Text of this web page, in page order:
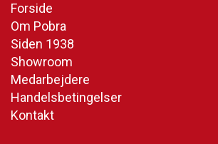
Forside
Om Pobra
Siden 1938
Showroom
Medarbejdere
Handelsbetingelser
Kontakt